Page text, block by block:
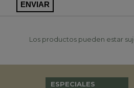
Los productos pueden estar
ESPECIALES